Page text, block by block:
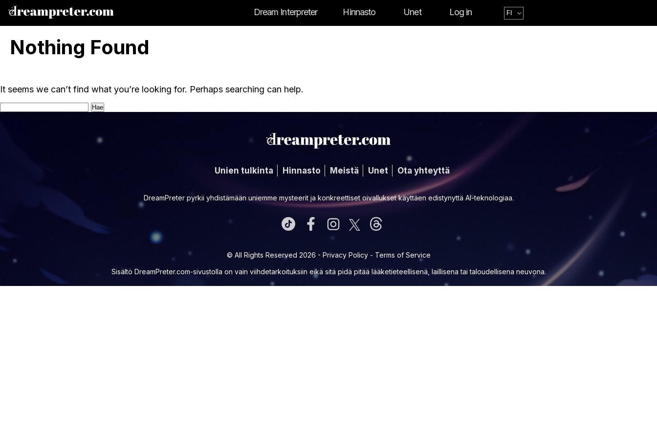
Dream Interpreter Hinnasto Unet Log in
Nothing Found
It seems we can’t find what you’re looking for. Perhaps searching can help.
Haku:
Unien tulkinta Hinnasto Meistä Unet Ota yhteyttä
DreamPreter pyrkii yhdistämään uniemme mysteerit ja konkreettiset oivallukset käyttäen edistynyttä AI-teknologiaa.
© All Rights Reserved 2026 - Privacy Policy- Terms of Service
Sisältö DreamPreter.com-sivustolla on vain viihdetarkoituksiin eikä sitä pidä pitää lääketieteellisenä, laillisena tai taloudellisena neuvona.